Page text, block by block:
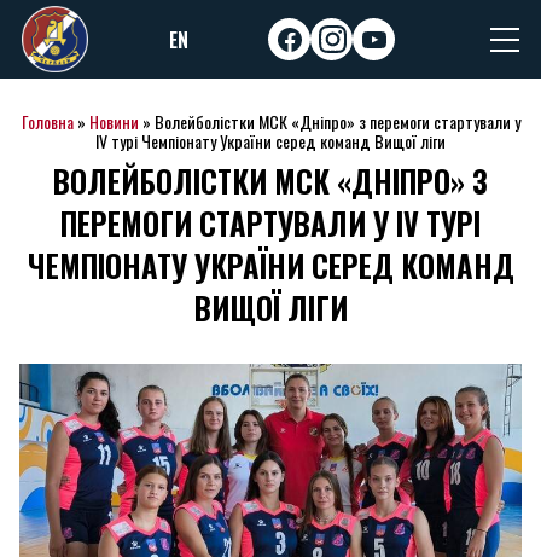
Skip
to
content
EN facebookinstagram
youtube
Головна» Новини » Волейболістки МСК «Дніпро» з перемоги стартували у
IV турі Чемпіонату України серед команд Вищої ліги
ВОЛЕЙБОЛІСТКИ МСК «ДНІПРО» З
ПЕРЕМОГИ СТАРТУВАЛИ У IV ТУРІ
ЧЕМПІОНАТУ УКРАЇНИ СЕРЕД КОМАНД
ВИЩОЇ ЛІГИ